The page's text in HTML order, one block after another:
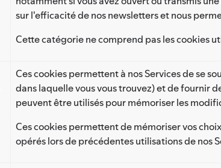
sur l'efficacité de nos newsletters et nous
Cette catégorie ne comprend pas les cookies
Ces cookies permettent à nos Services de se
dans laquelle vous vous trouvez) et de fournir
peuvent être utilisés pour mémoriser les
Ces cookies permettent de mémoriser vos
opérés lors de précédentes utilisations de nos